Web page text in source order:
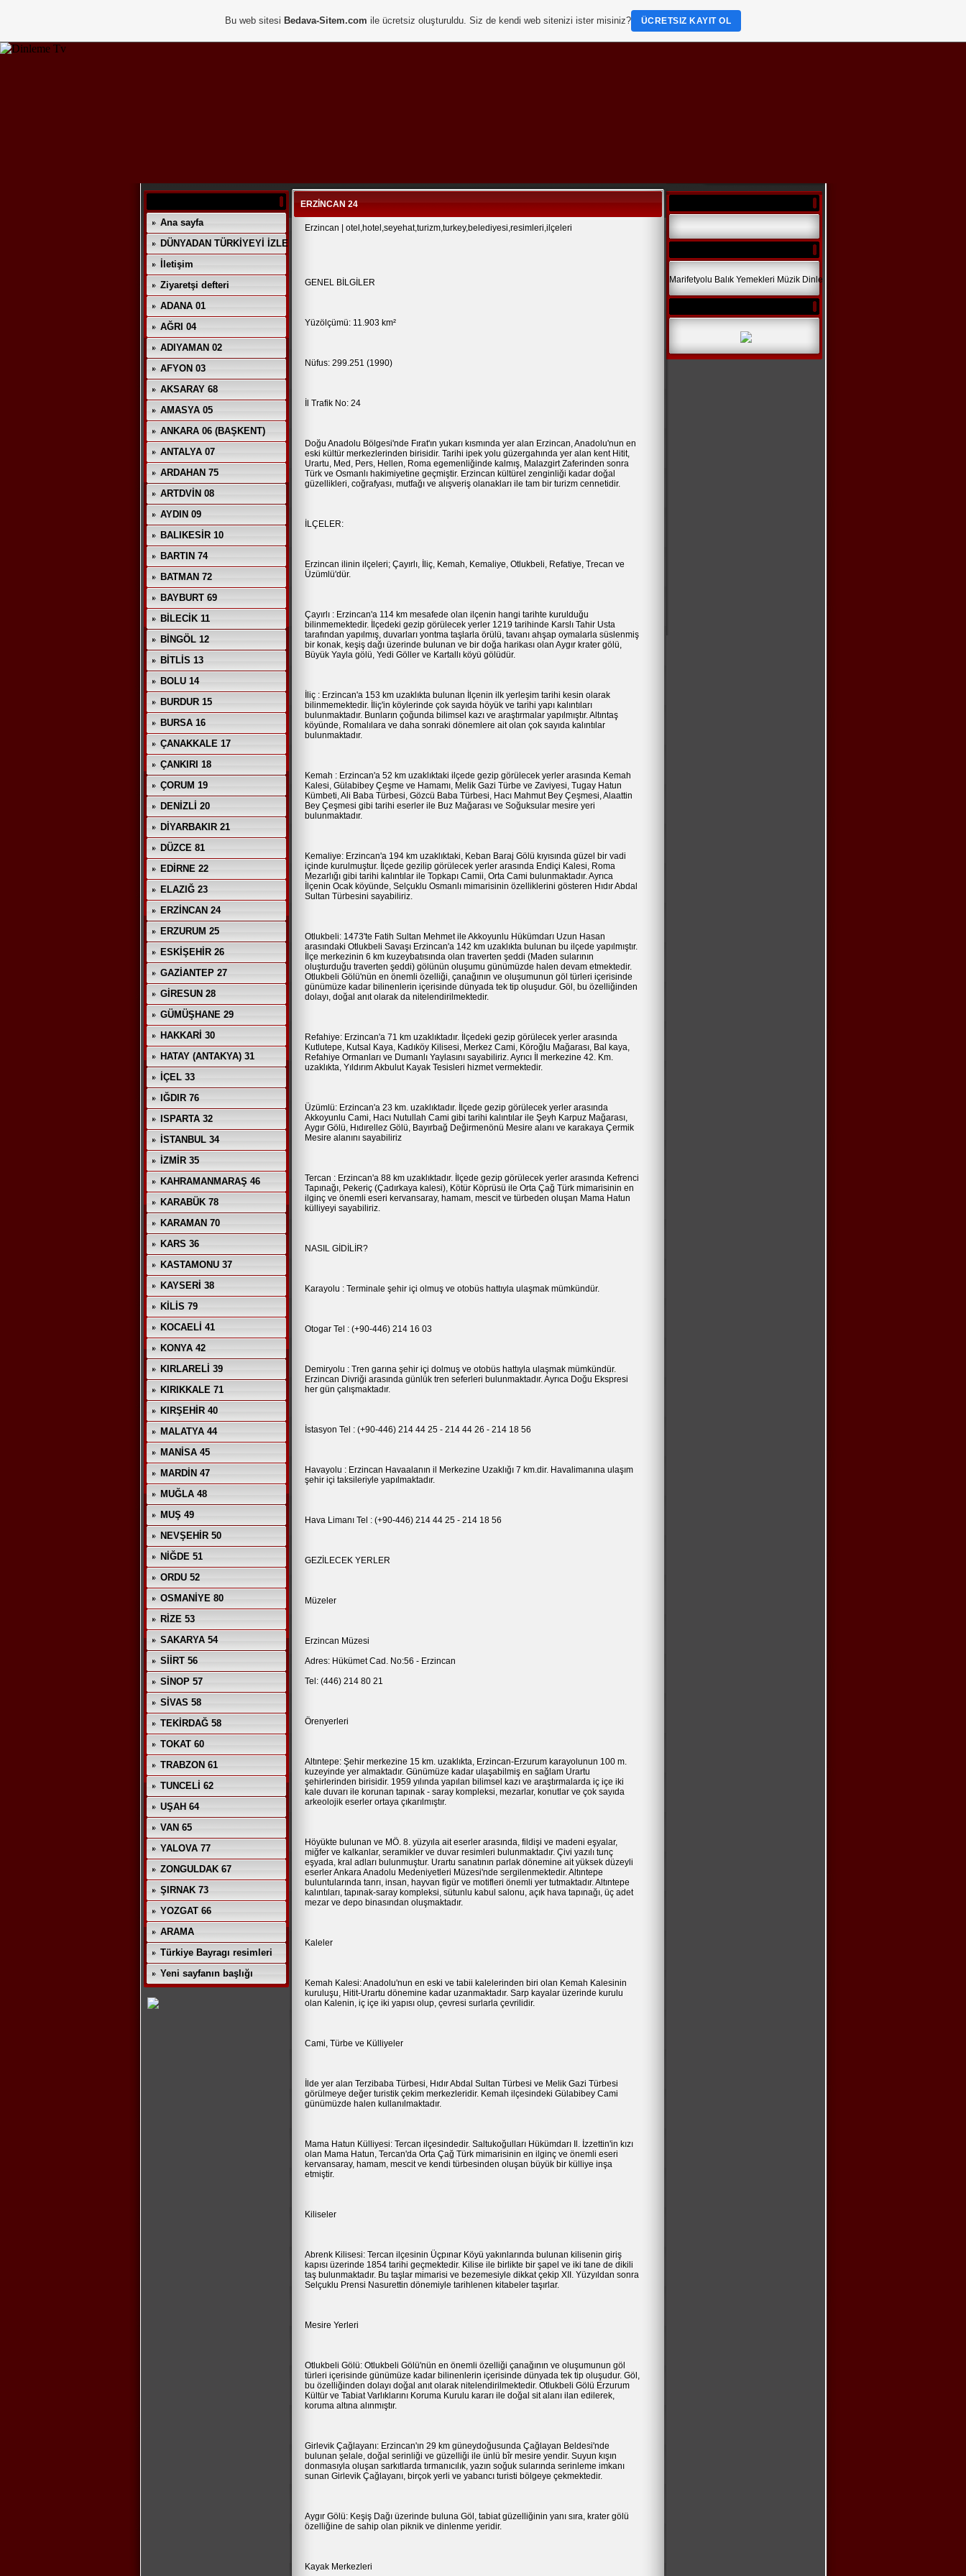
Bunu Begenin!
Ana sayfa
DÜNYADAN TÜRKİYEYİ İZLE
İletişim
Ziyaretşi defteri
ADANA 01
AĞRI 04
ADIYAMAN 02
AFYON 03
AKSARAY 68
AMASYA 05
ANKARA 06 (BAŞKENT)
ANTALYA 07
ARDAHAN 75
ARTDVİN 08
AYDIN 09
BALIKESİR 10
BARTIN 74
BATMAN 72
BAYBURT 69
BİLECİK 11
BİNGÖL 12
BİTLİS 13
BOLU 14
BURDUR 15
BURSA 16
ÇANAKKALE 17
ÇANKIRI 18
ÇORUM 19
DENİZLİ 20
DİYARBAKIR 21
DÜZCE 81
EDİRNE 22
ELAZIĞ 23
ERZİNCAN 24
ERZURUM 25
ESKİŞEHİR 26
GAZİANTEP 27
GİRESUN 28
GÜMÜŞHANE 29
HAKKARİ 30
HATAY (ANTAKYA) 31
İÇEL 33
IĞDIR 76
ISPARTA 32
İSTANBUL 34
İZMİR 35
KAHRAMANMARAŞ 46
KARABÜK 78
KARAMAN 70
KARS 36
KASTAMONU 37
KAYSERİ 38
KİLİS 79
KOCAELİ 41
KONYA 42
KIRLARELİ 39
KIRIKKALE 71
KIRŞEHİR 40
MALATYA 44
MANİSA 45
MARDİN 47
MUĞLA 48
MUŞ 49
NEVŞEHİR 50
NİĞDE 51
ORDU 52
OSMANİYE 80
RİZE 53
SAKARYA 54
SİİRT 56
SİNOP 57
SİVAS 58
TEKİRDAĞ 58
TOKAT 60
TRABZON 61
TUNCELİ 62
UŞAH 64
VAN 65
YALOVA 77
ZONGULDAK 67
ŞIRNAK 73
YOZGAT 66
ARAMA
Türkiye Bayragı resimleri
Yeni sayfanın başlığı
ERZİNCAN 24
Erzincan | otel,hotel,seyehat,turizm,turkey,belediyesi,resimleri,ilçeleri
GENEL BİLGİLER
Yüzölçümü: 11.903 km²
Nüfus: 299.251 (1990)
İl Trafik No: 24
Doğu Anadolu Bölgesi'nde Fırat'ın yukarı kısmında yer alan Erzincan, Anadolu'nun en
eski kültür merkezlerinden birisidir. Tarihi ipek yolu güzergahında yer alan kent Hitit,
Urartu, Med, Pers, Hellen, Roma egemenliğinde kalmış, Malazgirt Zaferinden sonra
Türk ve Osmanlı hakimiyetine geçmiştir. Erzincan kültürel zenginliği kadar doğal
güzellikleri, coğrafyası, mutfağı ve alışveriş olanakları ile tam bir turizm cennetidir.
İLÇELER:
Erzincan ilinin ilçeleri; Çayırlı, İliç, Kemah, Kemaliye, Otlukbeli, Refatiye, Trecan ve
Üzümlü'dür.
Çayırlı : Erzincan'a 114 km mesafede olan ilçenin hangi tarihte kurulduğu
bilinmemektedir. İlçedeki gezip görülecek yerler 1219 tarihinde Karslı Tahir Usta
tarafından yapılmış, duvarları yontma taşlarla örülü, tavanı ahşap oymalarla süslenmiş
bir konak, keşiş dağı üzerinde bulunan ve bir doğa harikası olan Aygır krater gölü,
Büyük Yayla gölü, Yedi Göller ve Kartallı köyü gölüdür.
İliç : Erzincan'a 153 km uzaklıkta bulunan İlçenin ilk yerleşim tarihi kesin olarak
bilinmemektedir. İliç'in köylerinde çok sayıda höyük ve tarihi yapı kalıntıları
bulunmaktadır. Bunların çoğunda bilimsel kazı ve araştırmalar yapılmıştır. Altıntaş
köyünde, Romalılara ve daha sonraki dönemlere ait olan çok sayıda kalıntılar
bulunmaktadır.
Kemah : Erzincan'a 52 km uzaklıktaki ilçede gezip görülecek yerler arasında Kemah
Kalesi, Gülabibey Çeşme ve Hamamı, Melik Gazi Türbe ve Zaviyesi, Tugay Hatun
Kümbeti, Ali Baba Türbesi, Gözcü Baba Türbesi, Hacı Mahmut Bey Çeşmesi, Alaattin
Bey Çeşmesi gibi tarihi eserler ile Buz Mağarası ve Soğuksular mesire yeri
bulunmaktadır.
Kemaliye: Erzincan'a 194 km uzaklıktaki, Keban Baraj Gölü kıyısında güzel bir vadi
içinde kurulmuştur. İlçede gezilip görülecek yerler arasında Endiçi Kalesi, Roma
Mezarlığı gibi tarihi kalıntılar ile Topkapı Camii, Orta Cami bulunmaktadır. Ayrıca
İlçenin Ocak köyünde, Selçuklu Osmanlı mimarisinin özelliklerini gösteren Hıdır Abdal
Sultan Türbesini sayabiliriz.
Otlukbeli: 1473'te Fatih Sultan Mehmet ile Akkoyunlu Hükümdarı Uzun Hasan
arasındaki Otlukbeli Savaşı Erzincan'a 142 km uzaklıkta bulunan bu ilçede yapılmıştır.
İlçe merkezinin 6 km kuzeybatısında olan traverten şeddi (Maden sularının
oluşturduğu traverten şeddi) gölünün oluşumu günümüzde halen devam etmektedir.
Otlukbeli Gölü'nün en önemli özelliği, çanağının ve oluşumunun göl türleri içerisinde
günümüze kadar bilinenlerin içerisinde dünyada tek tip oluşudur. Göl, bu özelliğinden
dolayı, doğal anıt olarak da nitelendirilmektedir.
Refahiye: Erzincan'a 71 km uzaklıktadır. İlçedeki gezip görülecek yerler arasında
Kutlutepe, Kutsal Kaya, Kadıköy Kilisesi, Merkez Cami, Köroğlu Mağarası, Bal kaya,
Refahiye Ormanları ve Dumanlı Yaylasını sayabiliriz. Ayrıcı İl merkezine 42. Km.
uzaklıkta, Yıldırım Akbulut Kayak Tesisleri hizmet vermektedir.
Üzümlü: Erzincan'a 23 km. uzaklıktadır. İlçede gezip görülecek yerler arasında
Akkoyunlu Cami, Hacı Nutullah Cami gibi tarihi kalıntılar ile Şeyh Karpuz Mağarası,
Aygır Gölü, Hıdırellez Gölü, Bayırbağ Değirmenönü Mesire alanı ve karakaya Çermik
Mesire alanını sayabiliriz
Tercan : Erzincan'a 88 km uzaklıktadır. İlçede gezip görülecek yerler arasında Kefrenci
Tapınağı, Pekeriç (Çadırkaya kalesi), Kötür Köprüsü ile Orta Çağ Türk mimarisinin en
ilginç ve önemli eseri kervansaray, hamam, mescit ve türbeden oluşan Mama Hatun
külliyeyi sayabiliriz.
NASIL GİDİLİR?
Karayolu : Terminale şehir içi olmuş ve otobüs hattıyla ulaşmak mümkündür.
Otogar Tel : (+90-446) 214 16 03
Demiryolu : Tren garına şehir içi dolmuş ve otobüs hattıyla ulaşmak mümkündür.
Erzincan Divriği arasında günlük tren seferleri bulunmaktadır. Ayrıca Doğu Ekspresi
her gün çalışmaktadır.
İstasyon Tel : (+90-446) 214 44 25 - 214 44 26 - 214 18 56
Havayolu : Erzincan Havaalanın il Merkezine Uzaklığı 7 km.dir. Havalimanına ulaşım
şehir içi taksileriyle yapılmaktadır.
Hava Limanı Tel : (+90-446) 214 44 25 - 214 18 56
GEZİLECEK YERLER
Müzeler
Erzincan Müzesi
Adres: Hükümet Cad. No:56 - Erzincan
Tel: (446) 214 80 21
Örenyerleri
Altıntepe: Şehir merkezine 15 km. uzaklıkta, Erzincan-Erzurum karayolunun 100 m.
kuzeyinde yer almaktadır. Günümüze kadar ulaşabilmiş en sağlam Urartu
şehirlerinden birisidir. 1959 yılında yapılan bilimsel kazı ve araştırmalarda iç içe iki
kale duvarı ile korunan tapınak - saray kompleksi, mezarlar, konutlar ve çok sayıda
arkeolojik eserler ortaya çıkarılmıştır.
Höyükte bulunan ve MÖ. 8. yüzyıla ait eserler arasında, fildişi ve madeni eşyalar,
miğfer ve kalkanlar, seramikler ve duvar resimleri bulunmaktadır. Çivi yazılı tunç
eşyada, kral adları bulunmuştur. Urartu sanatının parlak dönemine ait yüksek düzeyli
eserler Ankara Anadolu Medeniyetleri Müzesi'nde sergilenmektedir. Altıntepe
buluntularında tanrı, insan, hayvan figür ve motifleri önemli yer tutmaktadır. Altıntepe
kalıntıları, tapınak-saray kompleksi, sütunlu kabul salonu, açık hava tapınağı, üç adet
mezar ve depo binasından oluşmaktadır.
Kaleler
Kemah Kalesi: Anadolu'nun en eski ve tabii kalelerinden biri olan Kemah Kalesinin
kuruluşu, Hitit-Urartu dönemine kadar uzanmaktadır. Sarp kayalar üzerinde kurulu
olan Kalenin, iç içe iki yapısı olup, çevresi surlarla çevrilidir.
Cami, Türbe ve Külliyeler
İlde yer alan Terzibaba Türbesi, Hıdır Abdal Sultan Türbesi ve Melik Gazi Türbesi
görülmeye değer turistik çekim merkezleridir. Kemah ilçesindeki Gülabibey Cami
günümüzde halen kullanılmaktadır.
Mama Hatun Külliyesi: Tercan ilçesindedir. Saltukoğulları Hükümdarı Il. İzzettin'in kızı
olan Mama Hatun, Tercan'da Orta Çağ Türk mimarisinin en ilginç ve önemli eseri
kervansaray, hamam, mescit ve kendi türbesinden oluşan büyük bir külliye inşa
etmiştir.
Kiliseler
Abrenk Kilisesi: Tercan ilçesinin Üçpınar Köyü yakınlarında bulunan kilisenin giriş
kapısı üzerinde 1854 tarihi geçmektedir. Kilise ile birlikte bir şapel ve iki tane de dikili
taş bulunmaktadır. Bu taşlar mimarisi ve bezemesiyle dikkat çekip XII. Yüzyıldan sonra
Selçuklu Prensi Nasurettin dönemiyle tarihlenen kitabeler taşırlar.
Mesire Yerleri
Otlukbeli Gölü: Otlukbeli Gölü'nün en önemli özelliği çanağının ve oluşumunun göl
türleri içerisinde günümüze kadar bilinenlerin içerisinde dünyada tek tip oluşudur. Göl,
bu özelliğinden dolayı doğal anıt olarak nitelendirilmektedir. Otlukbeli Gölü Erzurum
Kültür ve Tabiat Varlıklarını Koruma Kurulu kararı ile doğal sit alanı ilan edilerek,
koruma altına alınmıştır.
Girlevik Çağlayanı: Erzincan'ın 29 km güneydoğusunda Çağlayan Beldesi'nde
bulunan şelale, doğal serinliği ve güzelliği ile ünlü bîr mesire yendir. Suyun kışın
donmasıyla oluşan sarkıtlarda tırmanıcılık, yazın soğuk sularında serinleme imkanı
sunan Girlevik Çağlayanı, birçok yerli ve yabancı turisti bölgeye çekmektedir.
Aygır Gölü: Keşiş Dağı üzerinde buluna Göl, tabiat güzelliğinin yanı sıra, krater gölü
özelliğine de sahip olan piknik ve dinlenme yeridir.
Kayak Merkezleri
Marifetyolu Balık Yemekleri Müzik Dinle
Bu web sitesi Bedava-Sitem.com ile ücretsiz oluşturuldu. Siz de kendi web sitenizi ister misiniz? ÜCRETSIZ KAYIT OL